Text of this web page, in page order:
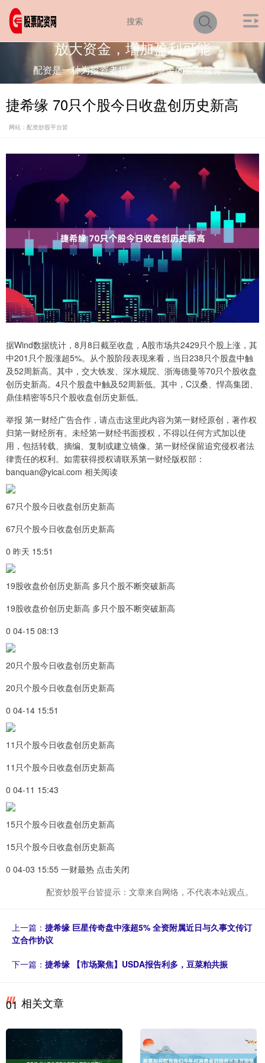
放大资金，增加盈利可能
配资是一种为投资者提供杠杆资金的金融服务！
捷希缘 70只个股今日收盘创历史新高
网站：配资炒股平台皆
据Wind数据统计，8月8日截至收盘，A股市场共2429只个股上涨，其
中201只个股涨超5%。从个股阶段表现来看，当日238只个股盘中触
及52周新高。其中，交大铁发、深水规院、浙海德曼等70只个股收盘
创历史新高。4只个股盘中触及52周新低。其中，C汉桑、悍高集团、
鼎佳精密等5只个股收盘创历史新低。
举报 第一财经广告合作，请点击这里此内容为第一财经原创，著作权
归第一财经所有。未经第一财经书面授权，不得以任何方式加以使
用，包括转载、摘编、复制或建立镜像。第一财经保留追究侵权者法
律责任的权利。如需获得授权请联系第一财经版权部：
banquan@yicai.com 相关阅读
67只个股今日收盘创历史新高
67只个股今日收盘创历史新高
0 昨天 15:51
19股收盘价创历史新高 多只个股不断突破新高
19股收盘价创历史新高 多只个股不断突破新高
0 04-15 08:13
20只个股今日收盘创历史新高
20只个股今日收盘创历史新高
0 04-14 15:51
11只个股今日收盘创历史新高
11只个股今日收盘创历史新高
0 04-11 15:43
15只个股今日收盘创历史新高
15只个股今日收盘创历史新高
0 04-03 15:55 一财最热 点击关闭
配资炒股平台皆提示：文章来自网络，不代表本站观点。
上一篇： 捷希缘 巨星传奇盘中涨超5% 全资附属近日与久事文传订
立合作协议
下一篇： 捷希缘 【市场聚焦】USDA报告利多，豆菜粕共振
01 相关文章